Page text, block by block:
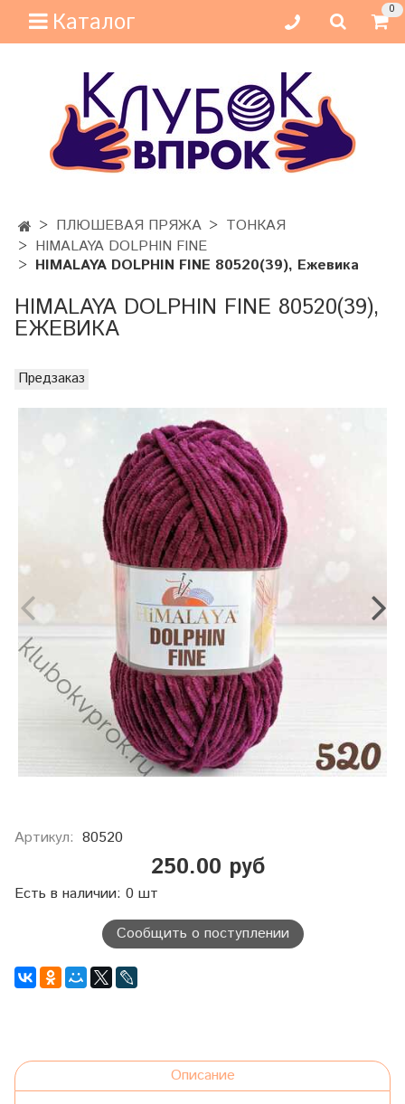
Каталог 0
ПЛЮШЕВАЯ ПРЯЖА
ТОНКАЯ
HIMALAYA DOLPHIN FINE
HIMALAYA DOLPHIN FINE 80520(39), Ежевика
HIMALAYA DOLPHIN FINE 80520(39),
ЕЖЕВИКА
Предзаказ
Артикул: 80520
250.00 руб
Есть в наличии: 0 шт
Сообщить о поступлении
Описание